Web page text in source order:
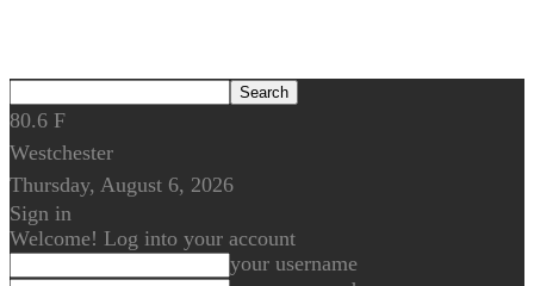
80.6 F
Westchester
Thursday, August 6, 2026
Sign in
Welcome! Log into your account
your username